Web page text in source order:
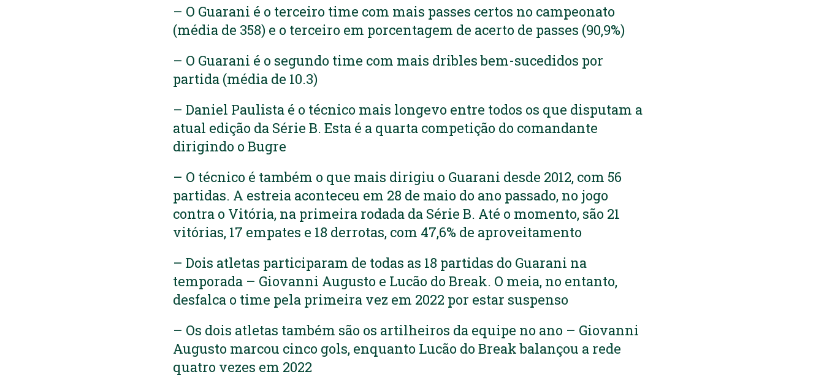
– O Guarani é o terceiro time com mais passes certos no campeonato
(média de 358) e o terceiro em porcentagem de acerto de passes (90,9%)
– O Guarani é o segundo time com mais dribles bem-sucedidos por
partida (média de 10.3)
– Daniel Paulista é o técnico mais longevo entre todos os que disputam a
atual edição da Série B. Esta é a quarta competição do comandante
dirigindo o Bugre
– O técnico é também o que mais dirigiu o Guarani desde 2012, com 56
partidas. A estreia aconteceu em 28 de maio do ano passado, no jogo
contra o Vitória, na primeira rodada da Série B. Até o momento, são 21
vitórias, 17 empates e 18 derrotas, com 47,6% de aproveitamento
– Dois atletas participaram de todas as 18 partidas do Guarani na
temporada – Giovanni Augusto e Lucão do Break. O meia, no entanto,
desfalca o time pela primeira vez em 2022 por estar suspenso
– Os dois atletas também são os artilheiros da equipe no ano – Giovanni
Augusto marcou cinco gols, enquanto Lucão do Break balançou a rede
quatro vezes em 2022